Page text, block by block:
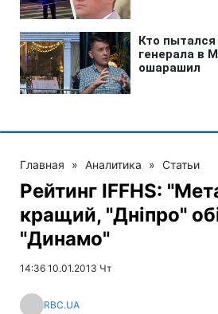
Главная » Аналитика » Статьи
Рейтинг IFFHS:
кращий, "Дніпро"
"Динамо"
14:36 10.01.2013 Чт
RBC.UA